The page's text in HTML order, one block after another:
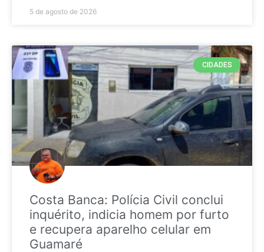
5 de agosto de 2026
CIDADES
Costa Banca: Polícia Civil conclui
inquérito, indicia homem por furto
e recupera aparelho celular em
Guamaré